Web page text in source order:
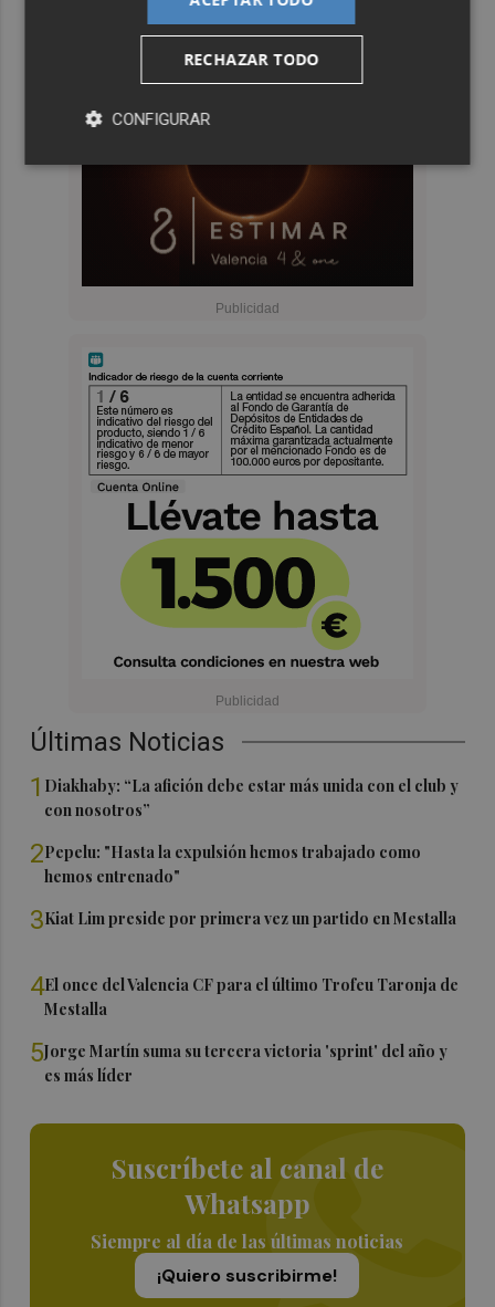
Últimas Noticias
1 Diakhaby: “La afición debe estar más unida con el club y
con nosotros”
2Pepelu: "Hasta la expulsión hemos trabajado como
hemos entrenado"
3Kiat Lim preside por primera vez un partido en Mestalla
4El once del Valencia CF para el último Trofeu Taronja de
Mestalla
5Jorge Martín suma su tercera victoria 'sprint' del año y
es más líder
Suscríbete al canal de
Whatsapp
Siempre al día de las últimas noticias
¡Quiero suscribirme!
RECHAZAR TODO
CONFIGURAR